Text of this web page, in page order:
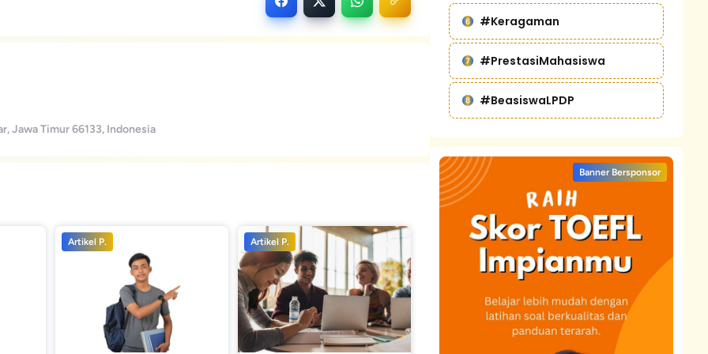
Jawa Timur 66133, Indonesia
Artikel P. Artikel P.
#Keragaman
#PrestasiMahasiswa
#BeasiswaLPDP
Banner Bersponsor